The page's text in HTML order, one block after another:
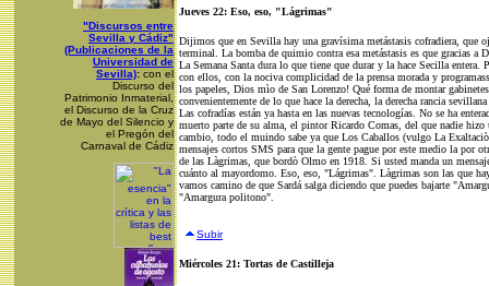
"Discursos entre
Sevilla y Cádiz"
(Publicaciones de la
Universidad de
Sevilla): con el
Discurso del
Patrimonio Inmaterial,
el Discurso de la Cruz
de Mayo del Silencio y
el Pregón del
Carnaval de Cádiz
Jueves 22: Eso, eso, "Lágrimas"
Dijimos que en Sevilla hay una gravísima metástasis cofradiera, que
terminal. La bomba de quimio contra esa metástasis es que gracias a
La Semana Santa dura lo que tiene que durar y la hace Secilla entera.
con ellos, con la nociva complicidad de la prensa morada y
los papeles, Dios mìo de San Lorenzo! Qué forma de montar
convenientemente de lo que hace la derecha, la derecha rancia
Las cofradías están ya hasta en las nuevas tecnologías. No se ha
muerto parte de su alma, el pintor Ricardo Comas, del que nadie
cambio, todo el muindo sabe ya que Los Caballos (vulgo La
mensajes cortos SMS para que la gente pague por este medio la por
de las Làgrimas, que bordò Olmo en 1918. Si usted manda un
cuánto al mayordomo. Eso, eso, "Lágrimas". Làgrimas son las que
vamos camino de que Sardá salga diciendo que puedes bajarte
"Amargura politono".
Subir
Miércoles 21: Tortas de Castilleja